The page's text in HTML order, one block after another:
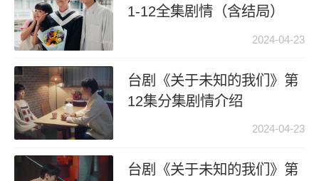
1-12全集剧情（含结局）
2024-04-23
台剧《关于未知的我们》第
12集分集剧情介绍
2024-04-23
台剧《关于未知的我们》第